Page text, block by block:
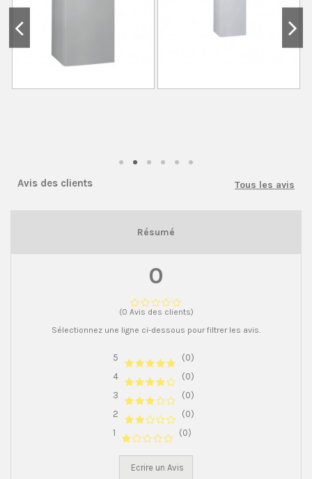
Avis des clients Tous les avis
Résumé
0
(0 Avis des clients)
Sélectionnez une ligne ci-dessous pour filtrer les avis.
5
(0)
4
(0)
3
(0)
2
(0)
1
(0)
Ecrire un Avis